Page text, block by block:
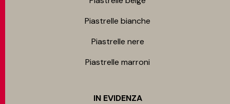
Piastrelle bianche
Piastrelle nere
Piastrelle marroni
IN EVIDENZA